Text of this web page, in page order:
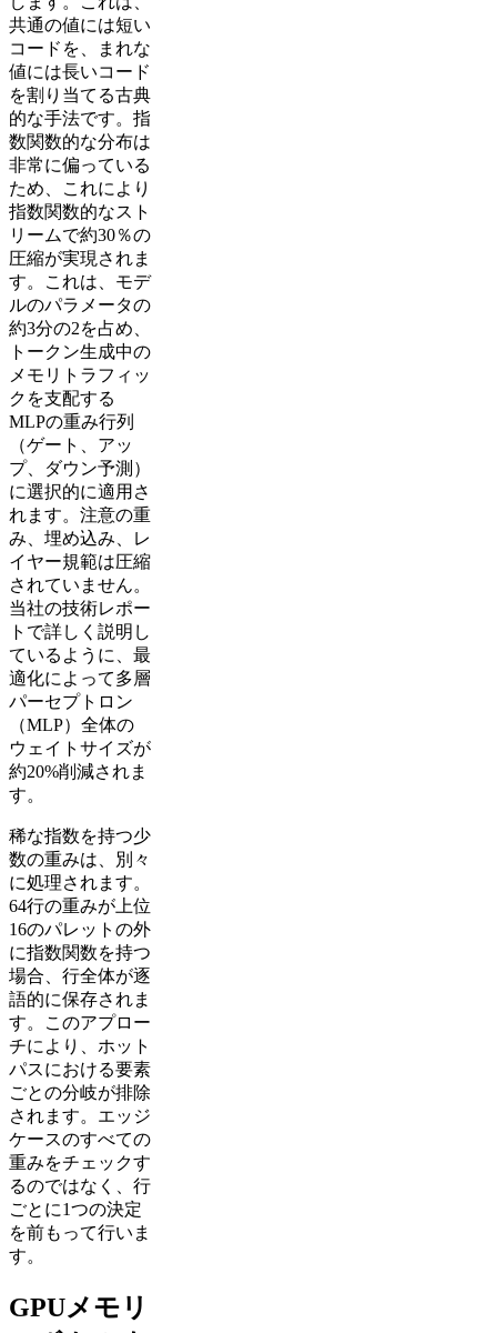
共通の値には短い
コードを、まれな
値には長いコード
を割り当てる古典
的な手法です。指
数関数的な分布は
非常に偏っている
ため、これにより
指数関数的なスト
リームで約30％の
圧縮が実現されま
す。これは、モデ
ルのパラメータの
約3分の2を占め、
トークン生成中の
メモリトラフィッ
クを支配する
MLPの重み行列
（ゲート、アッ
プ、ダウン予測）
に選択的に適用さ
れます。注意の重
み、埋め込み、レ
イヤー規範は圧縮
されていません。
当社の技術レポー
トで詳しく説明し
ているように、最
適化によって多層
パーセプトロン
（MLP）全体の
ウェイトサイズが
約20%削減されま
す。
稀な指数を持つ少
数の重みは、別々
に処理されます。
64行の重みが上位
16のパレットの外
に指数関数を持つ
場合、行全体が逐
語的に保存されま
す。このアプロー
チにより、ホット
パスにおける要素
ごとの分岐が排除
されます。エッジ
ケースのすべての
重みをチェックす
るのではなく、行
ごとに1つの決定
を前もって行いま
す。
GPUメモリ